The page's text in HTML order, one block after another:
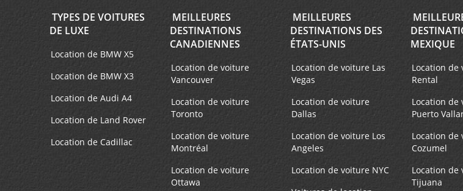
TYPES DE VOITURES
DE LUXE
Location de BMW X5
Location de BMW X3
Location de Audi A4
Location de Land Rover
Location de Cadillac
MEILLEURES
DESTINATIONS
CANADIENNES
Location de voiture
Vancouver
Location de voiture
Toronto
Location de voiture
Montréal
Location de voiture
Ottawa
MEILLEURES
DESTINATIONS DES
ÉTATS-UNIS
Location de voiture Las
Vegas
Location de voiture
Dallas
Location de voiture Los
Angeles
Location de voiture NYC
MEXIQUE
Location de
Rental
Location de
Puerto
Location de
Cozumel
Location de
Tijuana